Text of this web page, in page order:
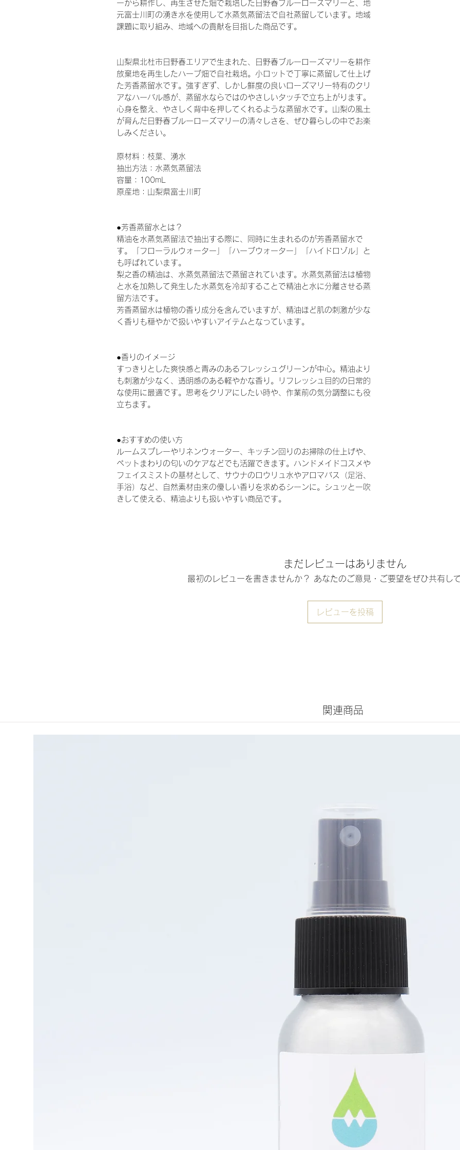
一から耕作し、再生させた畑で栽培した日野春ブルーローズマリーと、地
元富士川町の湧き水を使用して水蒸気蒸留法で自社蒸留しています。地域
課題に取り組み、地域への貢献を目指した商品です。
山梨県北杜市日野春エリアで生まれた、日野春ブルーローズマリーを耕作
放棄地を再生したハーブ畑で自社栽培。小ロットで丁寧に蒸留して仕上げ
た芳香蒸留水です。強すぎず、しかし鮮度の良いローズマリー特有のクリ
アなハーバル感が、蒸留水ならではのやさしいタッチで立ち上がります。
心身を整え、やさしく背中を押してくれるような蒸留水です。山梨の風土
が育んだ日野春ブルーローズマリーの清々しさを、ぜひ暮らしの中でお楽
しみください。
原材料：枝葉、湧水
抽出方法：水蒸気蒸留法
容量：100mL
原産地：山梨県富士川町
●芳香蒸留水とは？
精油を水蒸気蒸留法で抽出する際に、同時に生まれるのが芳香蒸留水で
す。「フローラルウォーター」「ハーブウォーター」「ハイドロゾル」と
も呼ばれています。
梨之香の精油は、水蒸気蒸留法で蒸留されています。水蒸気蒸留法は植物
と水を加熱して発生した水蒸気を冷却することで精油と水に分離させる蒸
留方法です。
芳香蒸留水は植物の香り成分を含んでいますが、精油ほど肌の刺激が少な
く香りも穏やかで扱いやすいアイテムとなっています。
●香りのイメージ
すっきりとした爽快感と青みのあるフレッシュグリーンが中心。精油より
も刺激が少なく、透明感のある軽やかな香り。リフレッシュ目的の日常的
な使用に最適です。思考をクリアにしたい時や、作業前の気分調整にも役
立ちます。
●おすすめの使い方
ルームスプレーやリネンウォーター、キッチン回りのお掃除の仕上げや、
ペットまわりの匂いのケアなどでも活躍できます。ハンドメイドコスメや
フェイスミストの基材として、サウナのロウリュ水やアロマバス（足浴、
手浴）など、自然素材由来の優しい香りを求めるシーンに。シュッと一吹
きして使える、精油よりも扱いやすい商品です。
まだレビューはありません
最初のレビューを書きませんか？ あなたのご意見・ご要望をぜひ共有し
レビューを投稿
​関連商品